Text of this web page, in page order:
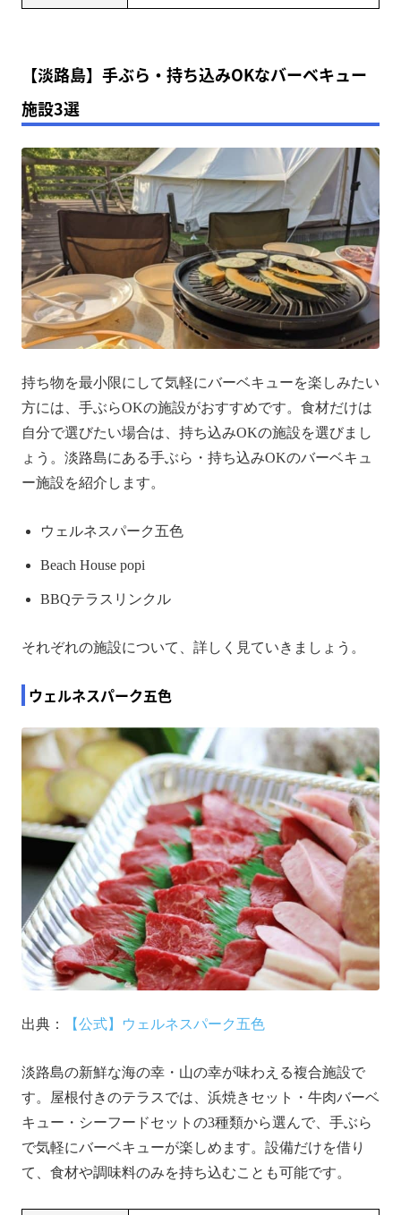
【淡路島】手ぶら・持ち込みOKなバーベキュー
施設3選
持ち物を最小限にして気軽にバーベキューを楽しみたい
方には、手ぶらOKの施設がおすすめです。食材だけは
自分で選びたい場合は、持ち込みOKの施設を選びまし
ょう。淡路島にある手ぶら・持ち込みOKのバーベキュ
ー施設を紹介します。
ウェルネスパーク五色
Beach House popi
BBQテラスリンクル
それぞれの施設について、詳しく見ていきましょう。
ウェルネスパーク五色
出典： 【公式】ウェルネスパーク五色
淡路島の新鮮な海の幸・山の幸が味わえる複合施設で
す。屋根付きのテラスでは、浜焼きセット・牛肉バーベ
キュー・シーフードセットの3種類から選んで、手ぶら
で気軽にバーベキューが楽しめます。設備だけを借り
て、食材や調味料のみを持ち込むことも可能です。